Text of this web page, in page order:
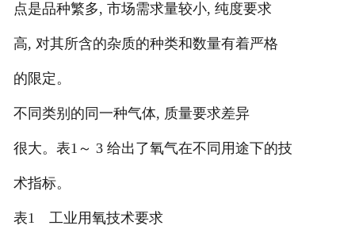
点是品种繁多, 市场需求量较小, 纯度要求
高, 对其所含的杂质的种类和数量有着严格
的限定。
不同类别的同一种气体, 质量要求差异
很大。表1～ 3 给出了氧气在不同用途下的技
术指标。
表1 工业用氧技术要求